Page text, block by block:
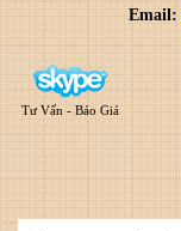
Email:
Tư Vấn - Báo Giá